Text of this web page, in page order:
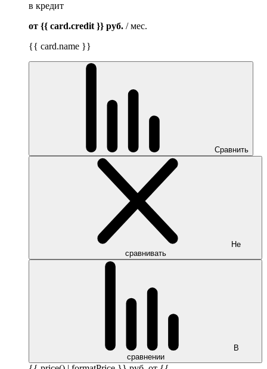
в кредит
от {{ card.credit }} руб. / мес.
{{ card.name }}
Сравнить
Не
сравнивать
В
сравнении